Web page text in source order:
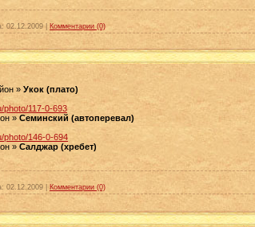
02.12.2009 Комментарии (0)
» Укок (плато)
photo/117-0-693
» Семинский (автоперевал)
photo/146-0-694
» Салджар (хребет)
02.12.2009 Комментарии (0)